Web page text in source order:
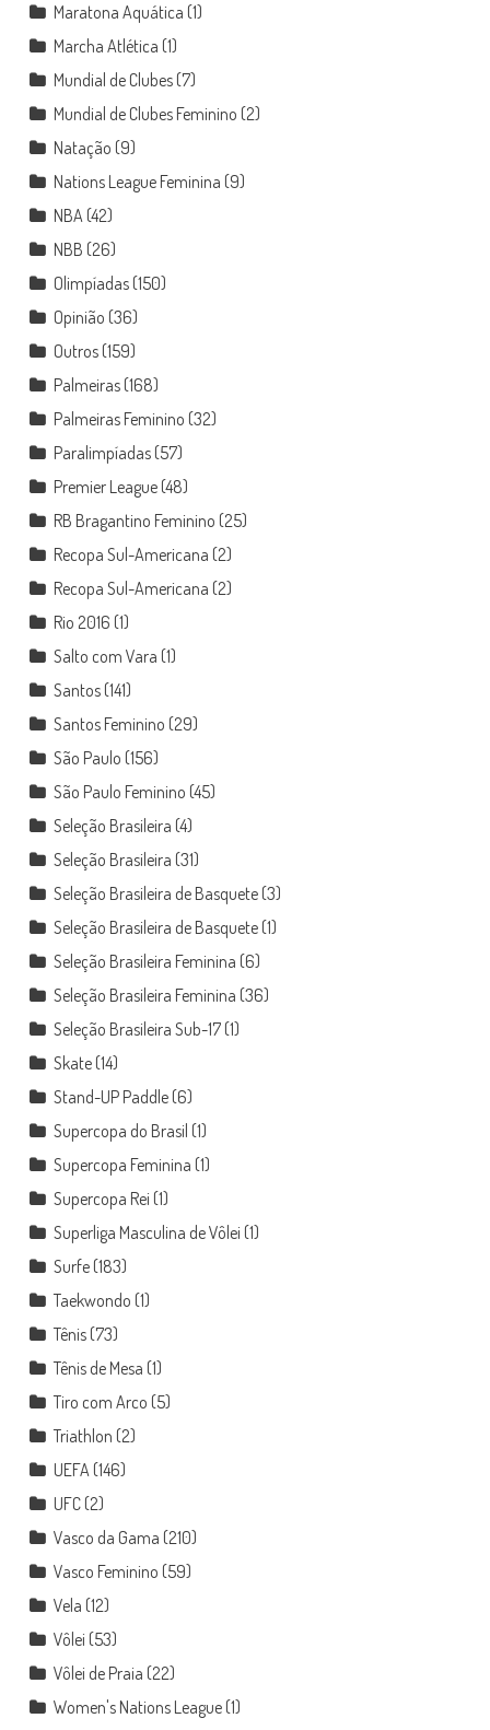
Maratona Aquática (1)
Marcha Atlética (1)
Mundial de Clubes(7)
Mundial de Clubes Feminino (2)
Natação (9)
Nations League Feminina (9)
NBA(42)
NBB (26)
Olimpíadas(150)
Opinião (36)
Outros(159)
Palmeiras(168)
Palmeiras Feminino (32)
Paralimpíadas(57)
Premier League(48)
RB Bragantino Feminino (25)
Recopa Sul-Americana (2)
Recopa Sul-Americana (2)
Rio 2016 (1)
Salto com Vara (1)
Santos(141)
Santos Feminino (29)
São Paulo (156)
São Paulo Feminino (45)
Seleção Brasileira (4)
Seleção Brasileira (31)
Seleção Brasileira de Basquete(3)
Seleção Brasileira de Basquete(1)
Seleção Brasileira Feminina (6)
Seleção Brasileira Feminina (36)
Seleção Brasileira Sub-17(1)
Skate(14)
Stand-UP Paddle(6)
Supercopa do Brasil (1)
Supercopa Feminina (1)
Supercopa Rei (1)
Superliga Masculina de Vôlei (1)
Surfe(183)
Taekwondo (1)
Tênis(73)
Tênis de Mesa (1)
Tiro com Arco (5)
Triathlon (2)
UEFA(146)
UFC(2)
Vasco da Gama (210)
Vasco Feminino (59)
Vela (12)
Vôlei (53)
Vôlei de Praia (22)
Women's Nations League(1)